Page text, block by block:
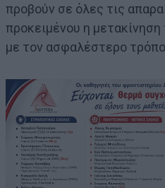
προβούν σε όλες τις
προκειμένου η
με τον ασφαλέστερο